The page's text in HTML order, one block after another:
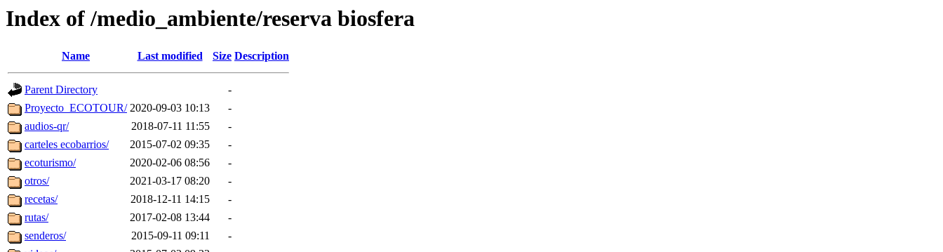
Index of /medio_ambiente/reserva biosfera
Name Last modified Size Description
Parent Directory
-
Proyecto_ECOTOUR/ 2020-09-03 10:13
-
audios-qr/
2018-07-11 11:55
-
carteles ecobarrios/
2015-07-02 09:35
-
ecoturismo/
2020-02-06 08:56
-
otros/
2021-03-17 08:20
-
recetas/
2018-12-11 14:15
-
rutas/
2017-02-08 13:44
-
senderos/
2015-09-11 09:11
-